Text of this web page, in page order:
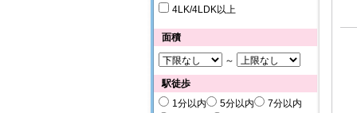
4LK/4LDK以上
面積
～
駅徒歩
1分以内
5分以内
7分以内